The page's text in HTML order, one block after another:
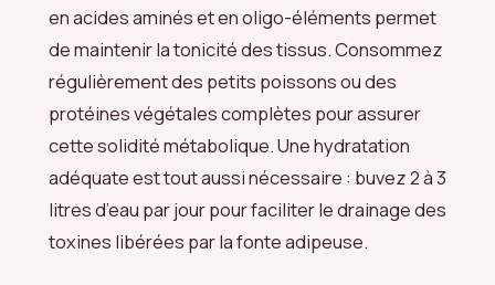
en acides aminés et en oligo-éléments permet
de maintenir la tonicité des tissus. Consommez
régulièrement des petits poissons ou des
protéines végétales complètes pour assurer
cette solidité métabolique. Une hydratation
adéquate est tout aussi nécessaire : buvez 2 à 3
litres d’eau par jour pour faciliter le drainage des
toxines libérées par la fonte adipeuse.